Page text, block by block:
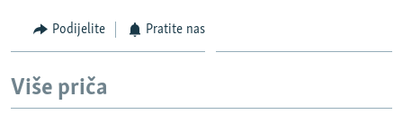
SVE KARTE DEJTONA
NASTANAK I RASPAD JUGOSLAVIJE
Podijelite Pratite nas
Više priča